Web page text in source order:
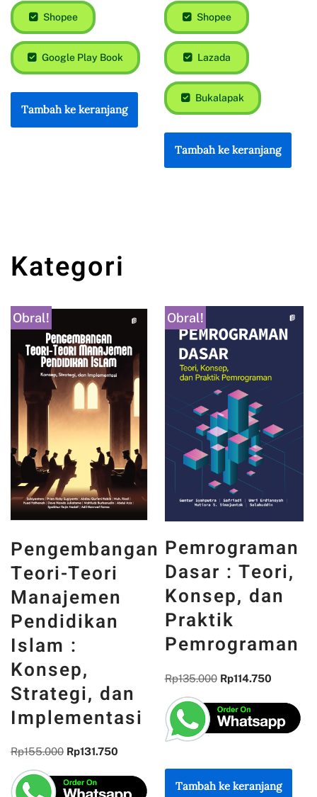
Shopee
Google Play Book
Tambah ke keranjang
Shopee
Lazada
Bukalapak
Tambah ke keranjang
Kategori
Obral!
Pemrograman
Dasar : Teori,
Konsep, dan
Praktik
Pemrograman
Rp135.000 Rp 114.750
Tambah ke keranjang
Obral!
PANCASILA
DAN WAJAH
INDONESIA :
MEMORI,
PENGALAMAN,
DAN
REFLEKSI
KEBANGSAAN
Rp300.000 Rp255.000